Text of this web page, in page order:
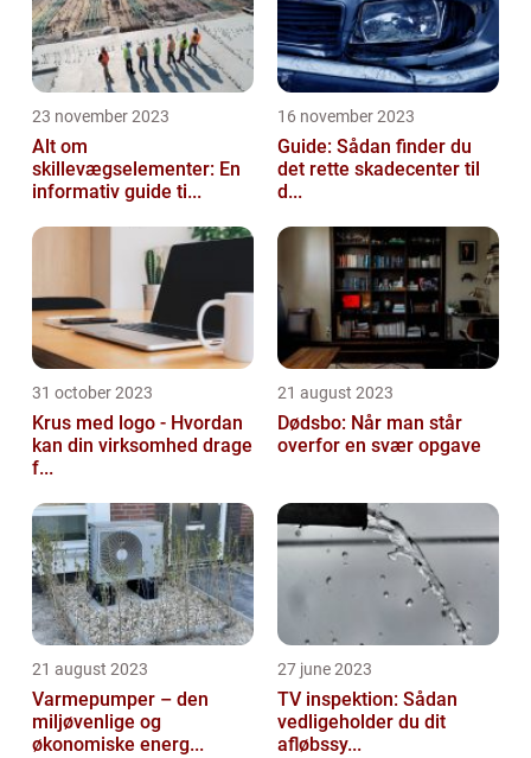
23 november 2023
Alt om
skillevægselementer: En
informativ guide ti...
16 november 2023
Guide: Sådan finder du
det rette skadecenter til
d...
31 october 2023
Krus med logo - Hvordan
kan din virksomhed drage
f...
21 august 2023
Dødsbo: Når man står
overfor en svær opgave
21 august 2023
Varmepumper – den
miljøvenlige og
økonomiske energ...
27 june 2023
TV inspektion: Sådan
vedligeholder du dit
afløbssy...